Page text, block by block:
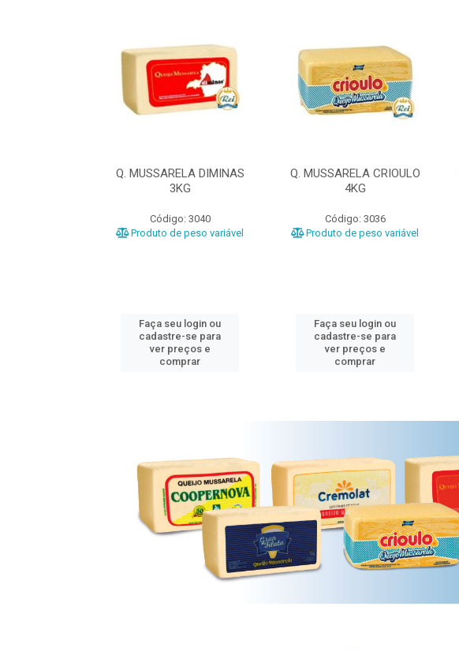
Q. MUSSARELA DIMINAS
3KG
Código: 3040
Produto de peso variável
Faça seu login ou
cadastre-se para
ver preços e
comprar
Q. MUSSARELA CRIOULO
4KG
Código: 3036
Produto de peso variável
Faça seu login ou
cadastre-se para
ver preços e
comprar